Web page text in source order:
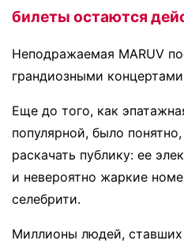
билеты остаются
Неподражаемая MARUV
грандиозными
Еще до того, как
популярной, было
раскачать публику: ее
и невероятно жаркие
селебрити.
Миллионы людей, ставших